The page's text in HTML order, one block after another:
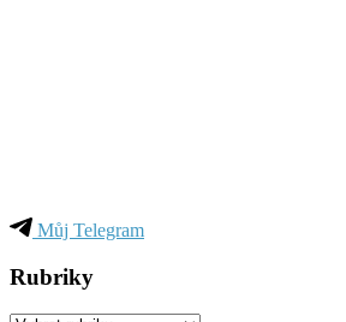
Můj Telegram
Rubriky